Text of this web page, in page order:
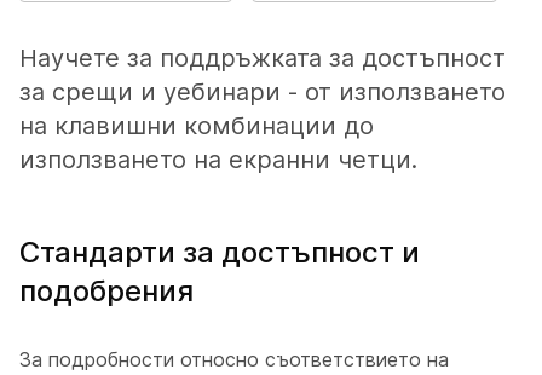
Научете за поддръжката за достъпност
за срещи и уебинари - от използването
на клавишни комбинации до
използването на екранни четци.
Стандарти за достъпност и
подобрения
За подробности относно съответствието на